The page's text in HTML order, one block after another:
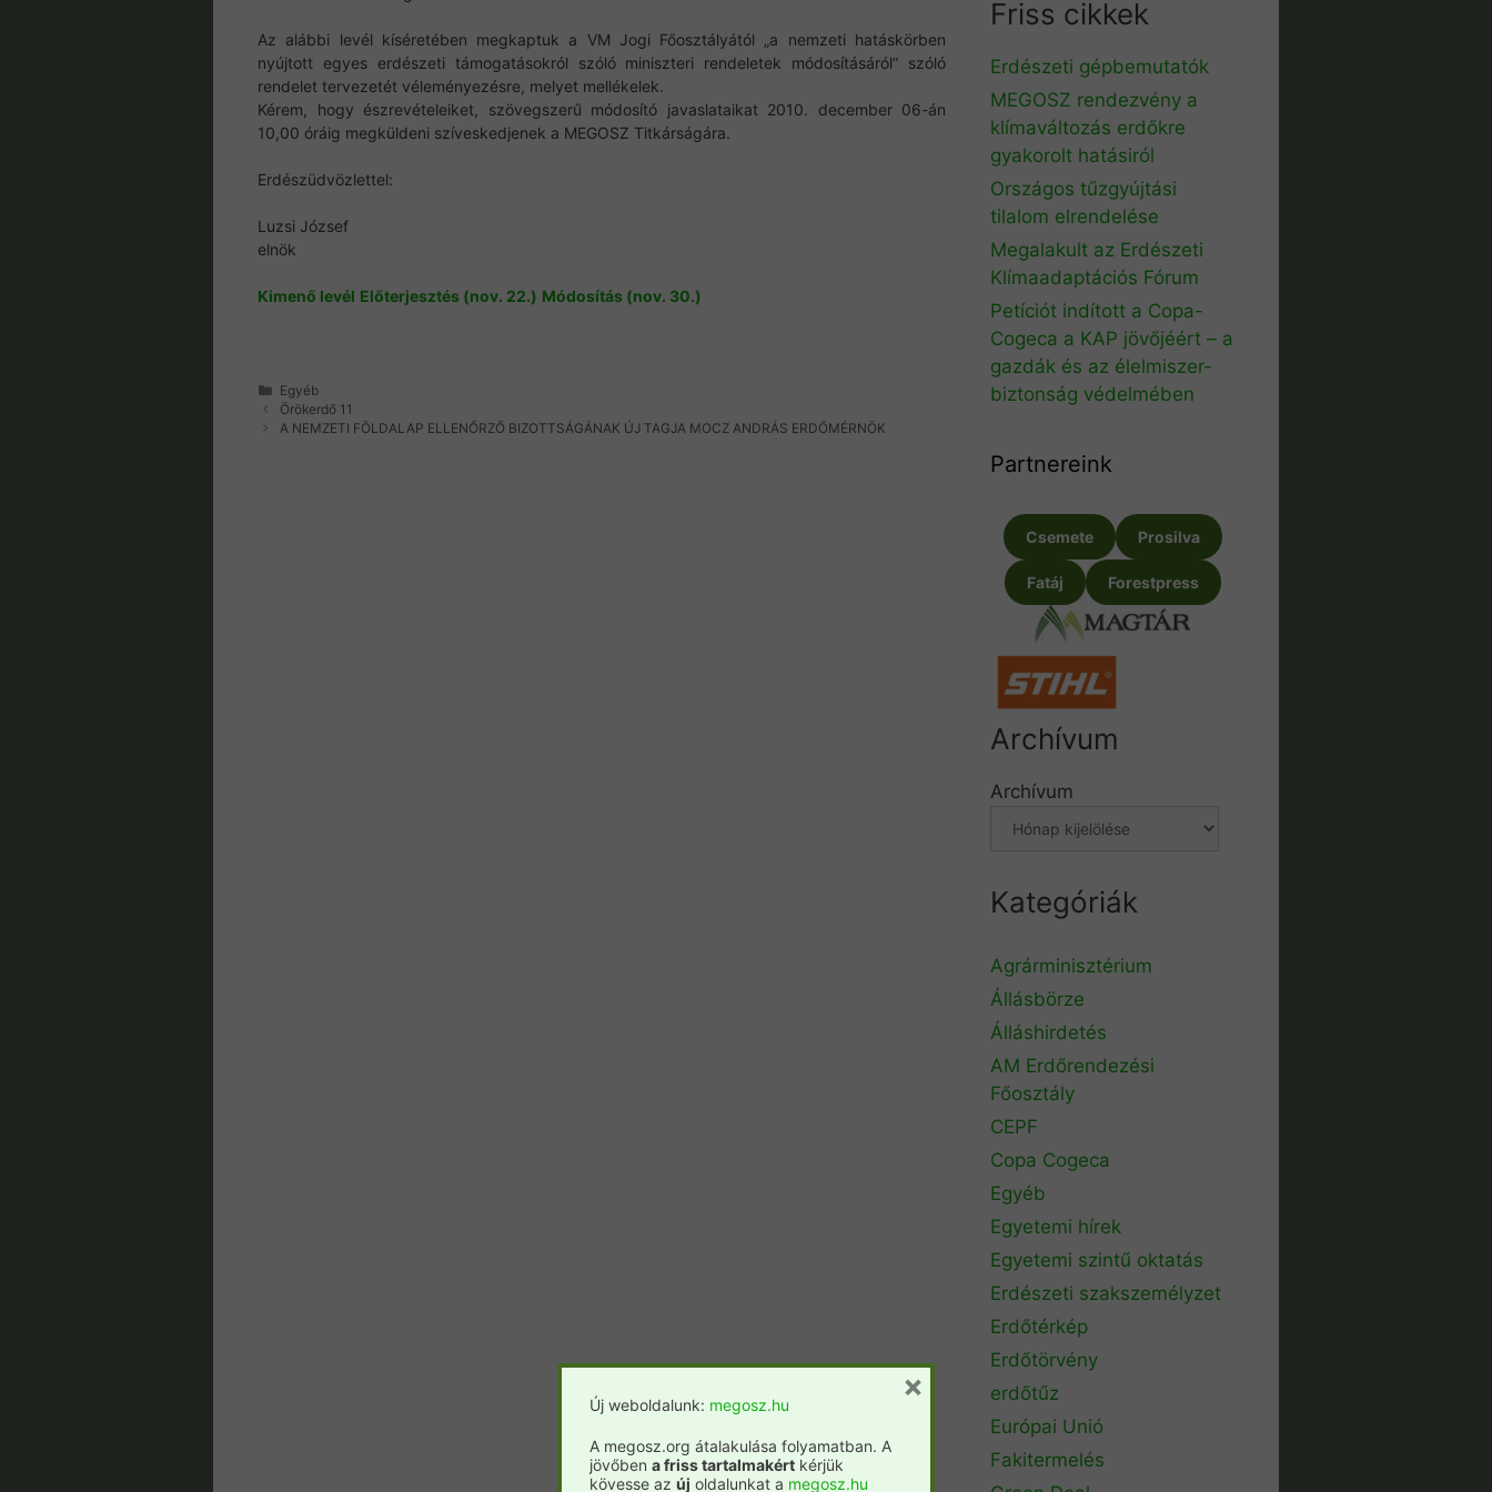
Az alábbi levél kíséretében megkaptuk a VM Jogi Főosztályától „a nemzeti hatáskörben
nyújtott egyes erdészeti támogatásokról szóló miniszteri rendeletek módosításáról” szóló
rendelet tervezetét véleményezésre, melyet mellékelek.
Kérem, hogy észrevételeiket, szövegszerű módosító javaslataikat 2010. december 06-án
10,00 óráig megküldeni szíveskedjenek a MEGOSZ Titkárságára.
Erdészüdvözlettel:
Luzsi József
elnök
Kimenő levél Előterjesztés (nov. 22.) Módosítás (nov. 30.)
Kategória
Egyéb
Örökerdő 11
A NEMZETI FÖLDALAP ELLENŐRZŐ BIZOTTSÁGÁNAK ÚJ TAGJA MOCZ ANDRÁS ERDŐMÉRNÖK
Friss cikkek
Erdészeti gépbemutatók
MEGOSZ rendezvény a
klímaváltozás erdőkre
gyakorolt hatásiról
Országos tűzgyújtási
tilalom elrendelése
Megalakult az Erdészeti
Klímaadaptációs Fórum
Petíciót indított a Copa-
Cogeca a KAP jövőjéért – a
gazdák és az élelmiszer-
biztonság védelmében
Partnereink
Csemete Prosilva
Fatáj Forestpress
Archívum
Archívum
Kategóriák
Agrárminisztérium
Állásbörze
Álláshirdetés
AM Erdőrendezési
Főosztály
CEPF
Copa Cogeca
Egyéb
Egyetemi hírek
Egyetemi szintű oktatás
Erdészeti szakszemélyzet
Erdőtérkép
Erdőtörvény
erdőtűz
Európai Unió
Fakitermelés
Új weboldalunk: megosz.hu
A megosz.org átalakulása folyamatban. A
jövőben a friss tartalmakért kérjük
kövesse az új oldalunkat a megosz.hu
×